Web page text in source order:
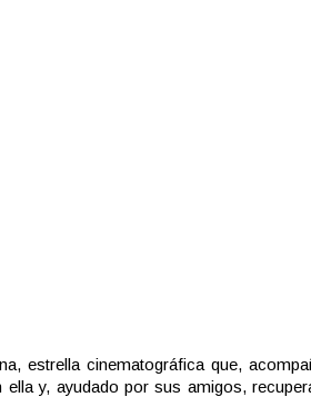
estrella cinematográfica que,
y, ayudado por sus amigos,